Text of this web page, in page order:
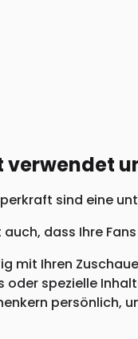
verwendet
sind eine
dass Ihre
mit Ihren
oder spezielle
persönlich,